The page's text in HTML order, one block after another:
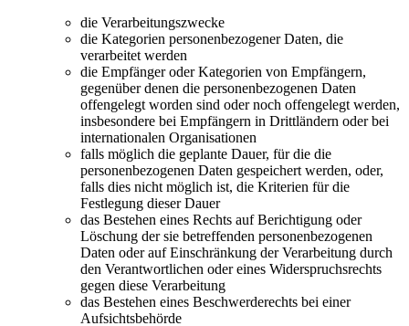
die Verarbeitungszwecke
die Kategorien personenbezogener Daten, die
verarbeitet werden
die Empfänger oder Kategorien von Empfängern,
gegenüber denen die personenbezogenen Daten
offengelegt worden sind oder noch offengelegt werden,
insbesondere bei Empfängern in Drittländern oder bei
internationalen Organisationen
falls möglich die geplante Dauer, für die die
personenbezogenen Daten gespeichert werden, oder,
falls dies nicht möglich ist, die Kriterien für die
Festlegung dieser Dauer
das Bestehen eines Rechts auf Berichtigung oder
Löschung der sie betreffenden personenbezogenen
Daten oder auf Einschränkung der Verarbeitung durch
den Verantwortlichen oder eines Widerspruchsrechts
gegen diese Verarbeitung
das Bestehen eines Beschwerderechts bei einer
Aufsichtsbehörde